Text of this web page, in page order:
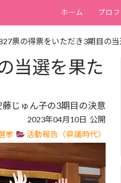
ホーム プロ
票の得票をいただき3期目の
当選を果た
藤じゅん子の3期目の決意
2023年04月10日 公開
挙 活動報告（県議時代）